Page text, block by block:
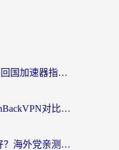
美国看世界杯总卡？这篇回国加速器指南帮你无缝刷国内资源（附苹果手机VPN设置步骤）
穿梭VPN好用吗？和FlashBackVPN对比哪个回国效果更好？
Quickback和小黑牛哪个好？海外党亲测指南，选对回国加速器秒回国内